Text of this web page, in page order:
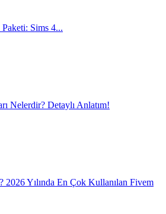
Sims 4...
Nelerdir? Detaylı Anlatım!
Yılında En Çok Kullanılan Fivem